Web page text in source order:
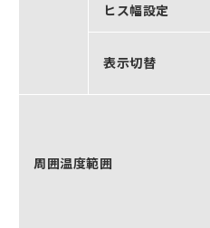
ヒス幅設定
表示切替
周囲温度範囲